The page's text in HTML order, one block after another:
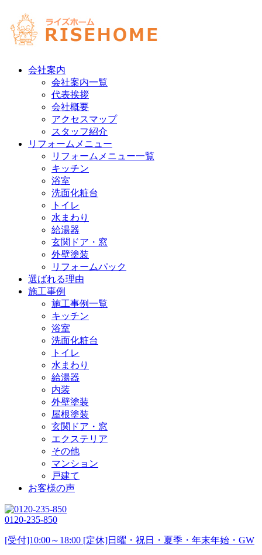
会社案内
会社案内一覧
代表挨拶
会社概要
アクセスマップ
スタッフ紹介
リフォームメニュー
リフォームメニュー一覧
キッチン
浴室
洗面化粧台
トイレ
水まわり
給湯器
玄関ドア・窓
外壁塗装
リフォームパック
選ばれる理由
施工事例
施工事例一覧
キッチン
浴室
洗面化粧台
トイレ
水まわり
給湯器
内装
外壁塗装
屋根塗装
玄関ドア・窓
エクステリア
その他
マンション
戸建て
お客様の声
0120-235-850
[受付]10:00～18:00 [定休]日曜・祝日・夏季・年末年始・GW